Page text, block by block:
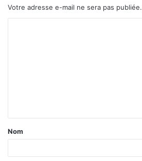
Votre adresse e-mail ne sera pas publiée.
Nom